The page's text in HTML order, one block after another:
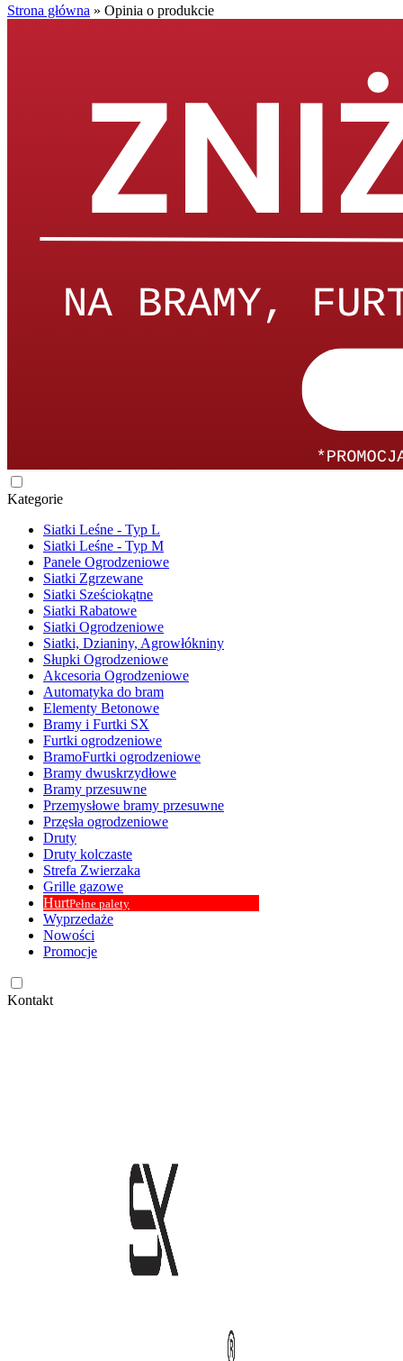
Strona główna » Opinia o produkcie
Kategorie
Siatki Leśne - Typ L
Siatki Leśne - Typ M
Panele Ogrodzeniowe
Siatki Zgrzewane
Siatki Sześciokątne
Siatki Rabatowe
Siatki Ogrodzeniowe
Siatki, Dzianiny, Agrowłókniny
Słupki Ogrodzeniowe
Akcesoria Ogrodzeniowe
Automatyka do bram
Elementy Betonowe
Bramy i Furtki SX
Furtki ogrodzeniowe
BramoFurtki ogrodzeniowe
Bramy dwuskrzydłowe
Bramy przesuwne
Przemysłowe bramy przesuwne
Przęsła ogrodzeniowe
Druty
Druty kolczaste
Strefa Zwierzaka
Grille gazowe
HurtPełne palety
Wyprzedaże
Nowości
Promocje
Kontakt